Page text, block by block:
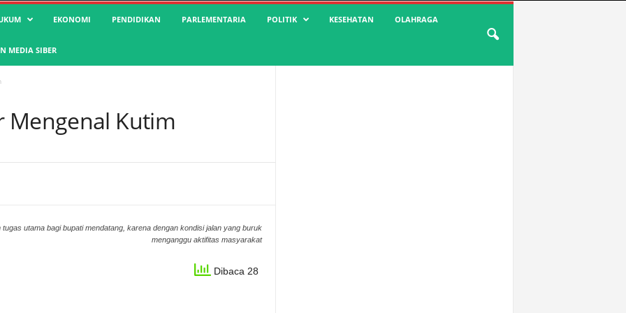
EKONOMI PENDIDIKAN PARLEMENTARIA POLITIK KESEHATAN OLAHRAGA
MEDIA SIBER
Mengenal Kutim
utama bagi bupati mendatang, karena dengan kondisi jalan yang buruk
menganggu aktifitas masyarakat
Dibaca 28